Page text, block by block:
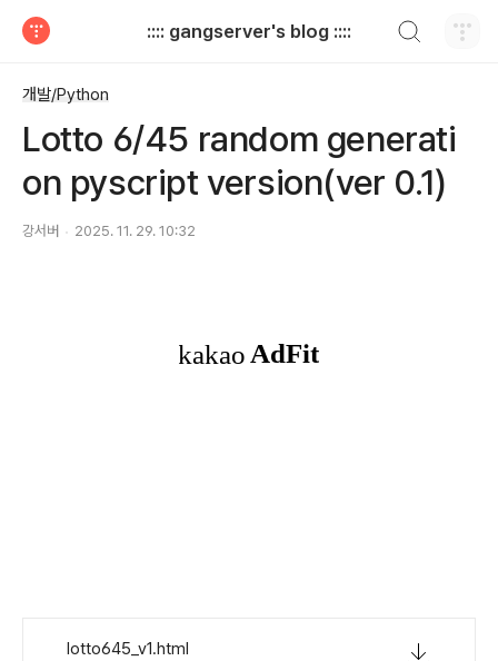
:::: gangserver's blog ::::
개발/Python
Lotto 6/45 random generati
on pyscript version(ver 0.1)
강서버 2025. 11. 29. 10:32
lotto645_v1.html